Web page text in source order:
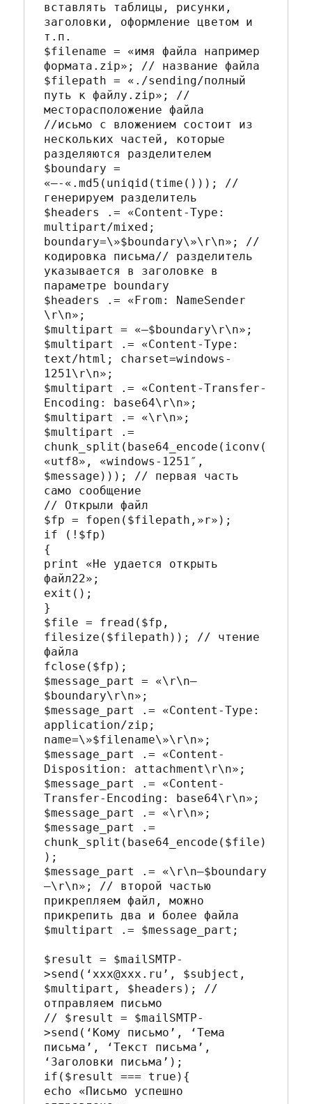
вставлять таблицы, рисунки,
заголовки, оформление цветом и
т.п.
$filename = «имя файла например
формата.zip»; // название файла
$filepath = «./sending/полный
путь к файлу.zip»; //
месторасположение файла
//исьмо с вложением состоит из
нескольких частей, которые
разделяются разделителем
$boundary =
«—-«.md5(uniqid(time())); //
генерируем разделитель
$headers .= «Content-Type:
multipart/mixed;
boundary=\»$boundary\»\r\n»; //
кодировка письма// разделитель
указывается в заголовке в
параметре boundary
$headers .= «From: NameSender
\r\n»;
$multipart = «—$boundary\r\n»;
$multipart .= «Content-Type:
text/html; charset=windows-
1251\r\n»;
$multipart .= «Content-Transfer-
Encoding: base64\r\n»;
$multipart .= «\r\n»;
$multipart .=
chunk_split(base64_encode(iconv(
«utf8», «windows-1251″,
$message))); // первая часть
само сообщение
// Открыли файл
$fp = fopen($filepath,»r»);
if (!$fp)
{
print «Не удается открыть
файл22»;
exit();
}
$file = fread($fp,
filesize($filepath)); // чтение
файла
fclose($fp);
$message_part = «\r\n—
$boundary\r\n»;
$message_part .= «Content-Type:
application/zip;
name=\»$filename\»\r\n»;
$message_part .= «Content-
Disposition: attachment\r\n»;
$message_part .= «Content-
Transfer-Encoding: base64\r\n»;
$message_part .= «\r\n»;
$message_part .=
chunk_split(base64_encode($file)
);
$message_part .= «\r\n—$boundary
—\r\n»; // второй частью
прикрепляем файл, можно
прикрепить два и более файла
$multipart .= $message_part;
$result = $mailSMTP-
>send(‘xxx@xxx.ru’, $subject,
$multipart, $headers); //
отправляем письмо
// $result = $mailSMTP-
>send(‘Кому письмо’, ‘Тема
письма’, ‘Текст письма’,
‘Заголовки письма’);
if($result === true){
echo «Письмо успешно